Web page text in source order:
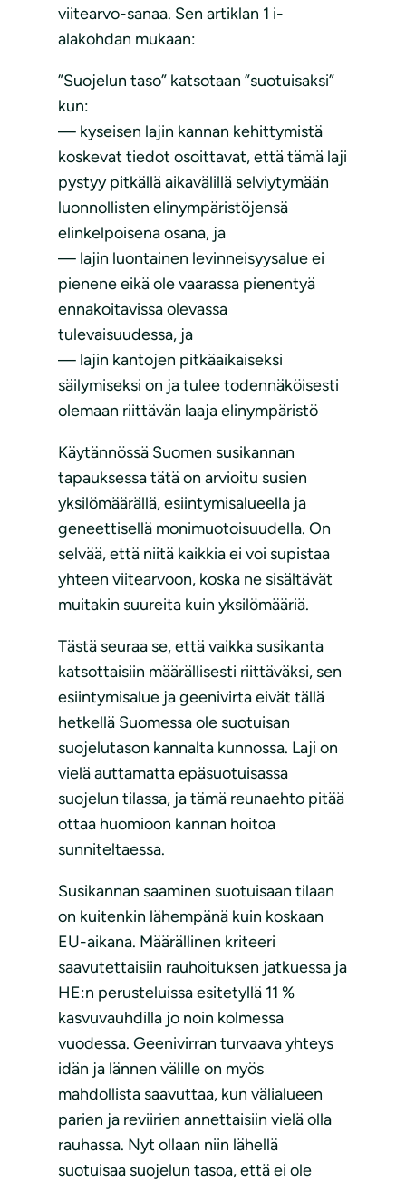
viitearvo-sanaa. Sen artiklan 1 i-
alakohdan mukaan:
”Suojelun taso” katsotaan ”suotuisaksi”
kun:
— kyseisen lajin kannan kehittymistä
koskevat tiedot osoittavat, että tämä laji
pystyy pitkällä aikavälillä selviytymään
luonnollisten elinympäristöjensä
elinkelpoisena osana, ja
— lajin luontainen levinneisyysalue ei
pienene eikä ole vaarassa pienentyä
ennakoitavissa olevassa
tulevaisuudessa, ja
— lajin kantojen pitkäaikaiseksi
säilymiseksi on ja tulee todennäköisesti
olemaan riittävän laaja elinympäristö
Käytännössä Suomen susikannan
tapauksessa tätä on arvioitu susien
yksilömäärällä, esiintymisalueella ja
geneettisellä monimuotoisuudella. On
selvää, että niitä kaikkia ei voi supistaa
yhteen viitearvoon, koska ne sisältävät
muitakin suureita kuin yksilömääriä.
Tästä seuraa se, että vaikka susikanta
katsottaisiin määrällisesti riittäväksi, sen
esiintymisalue ja geenivirta eivät tällä
hetkellä Suomessa ole suotuisan
suojelutason kannalta kunnossa. Laji on
vielä auttamatta epäsuotuisassa
suojelun tilassa, ja tämä reunaehto pitää
ottaa huomioon kannan hoitoa
sunniteltaessa.
Susikannan saaminen suotuisaan tilaan
on kuitenkin lähempänä kuin koskaan
EU-aikana. Määrällinen kriteeri
saavutettaisiin rauhoituksen jatkuessa ja
HE:n perusteluissa esitetyllä 11 %
kasvuvauhdilla jo noin kolmessa
vuodessa. Geenivirran turvaava yhteys
idän ja lännen välille on myös
mahdollista saavuttaa, kun välialueen
parien ja reviirien annettaisiin vielä olla
rauhassa. Nyt ollaan niin lähellä
suotuisaa suojelun tasoa, että ei ole